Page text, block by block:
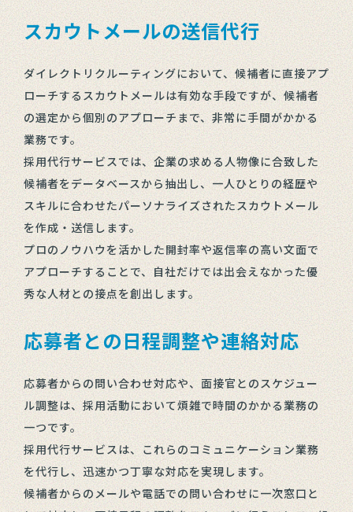
スカウトメールの送信代行
ダイレクトリクルーティングにおいて、候補者に直接アプ
ローチするスカウトメールは有効な手段ですが、候補者
の選定から個別のアプローチまで、非常に手間がかかる
業務です。
採用代行サービスでは、企業の求める人物像に合致した
候補者をデータベースから抽出し、一人ひとりの経歴や
スキルに合わせたパーソナライズされたスカウトメール
を作成・送信します。
プロのノウハウを活かした開封率や返信率の高い文面で
アプローチすることで、自社だけでは出会えなかった優
秀な人材との接点を創出します。
応募者との日程調整や連絡対応
応募者からの問い合わせ対応や、面接官とのスケジュー
ル調整は、採用活動において煩雑で時間のかかる業務の
一つです。
採用代行サービスは、これらのコミュニケーション業務
を代行し、迅速かつ丁寧な対応を実現します。
候補者からのメールや電話での問い合わせに一次窓口と